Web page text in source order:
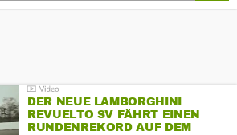
DER NEUE LAMBORGHINI
REVUELTO SV FÄHRT EINEN
RUNDENREKORD AUF DEM